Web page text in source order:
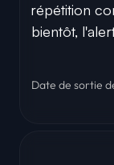
répétition
bientôt,
Date de sortie